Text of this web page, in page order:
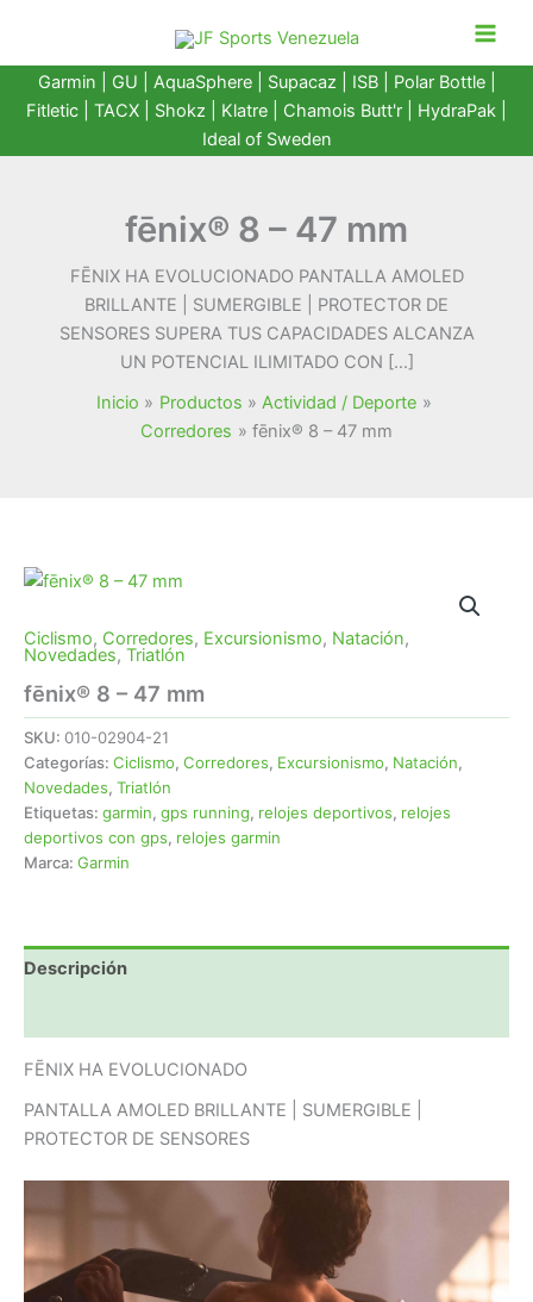
contenido
Garmin GU AquaSphere| Supacaz | ISB | Polar Bottle|
Fitletic
TACX Shokz Klatre Chamois Butt'r HydraPak
Ideal of Sweden
fēnix® 8 – 47 mm
FĒNIX HA EVOLUCIONADO PANTALLA AMOLED
BRILLANTE | SUMERGIBLE | PROTECTOR DE
SENSORES SUPERA TUS CAPACIDADES ALCANZA
UN POTENCIAL ILIMITADO CON […]
Inicio
Productos
Actividad / Deporte
Corredores
fēnix® 8 – 47 mm
Ciclismo, Corredores, Excursionismo, Natación,
Novedades, Triatlón
fēnix® 8 – 47 mm
SKU: 010-02904-21
Categorías: Ciclismo, Corredores, Excursionismo, Natación,
Novedades, Triatlón
Etiquetas: garmin, gps running, relojes deportivos, relojes
deportivos con gps, relojes garmin
Marca: Garmin
Descripción
FĒNIX HA EVOLUCIONADO
PANTALLA AMOLED BRILLANTE | SUMERGIBLE |
PROTECTOR DE SENSORES